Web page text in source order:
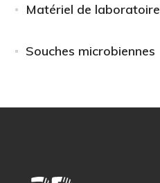
Matériel de laboratoire
Souches microbiennes